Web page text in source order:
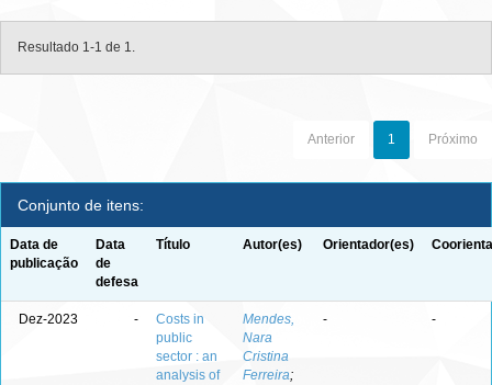
Resultado 1-1 de 1.
Anterior 1 Próximo
Conjunto de itens:
Data de
publicação
Data
de
defesa
Título Autor(es) Orientador(es)
Dez-2023 -
Costs in
public
sector : an
analysis of
Mendes,
Nara
Cristina
Ferreira;
- -